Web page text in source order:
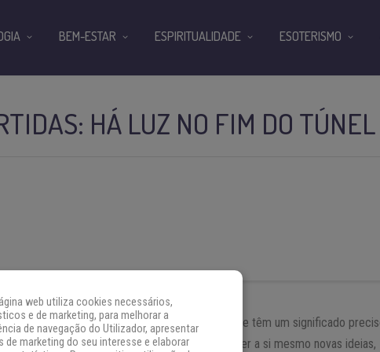
HÁ LUZ NO FIM DO TÚNEL
antes? Essas horas são bastante especiais e têm um significado
ser capaz de reorientar sua vida
, fornecer a si mesmo novas ideias,
BEM-ESTAR ESPIRITUALIDADE ESOTERISMO
web utiliza cookies necessários,
e de marketing, para melhorar a
de navegação do Utilizador, apresentar
de marketing do seu interesse e elaborar